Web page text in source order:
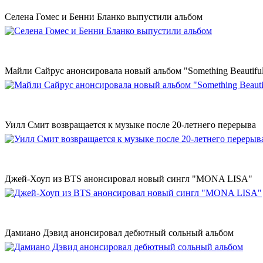
Селена Гомес и Бенни Бланко выпустили альбом
Майли Сайрус анонсировала новый альбом "Something
Уилл Смит возвращается к музыке после 20-летнего перерыва
Джей-Хоуп из BTS анонсировал новый сингл "MONA LISA"
Дамиано Дэвид анонсировал дебютный сольный альбом